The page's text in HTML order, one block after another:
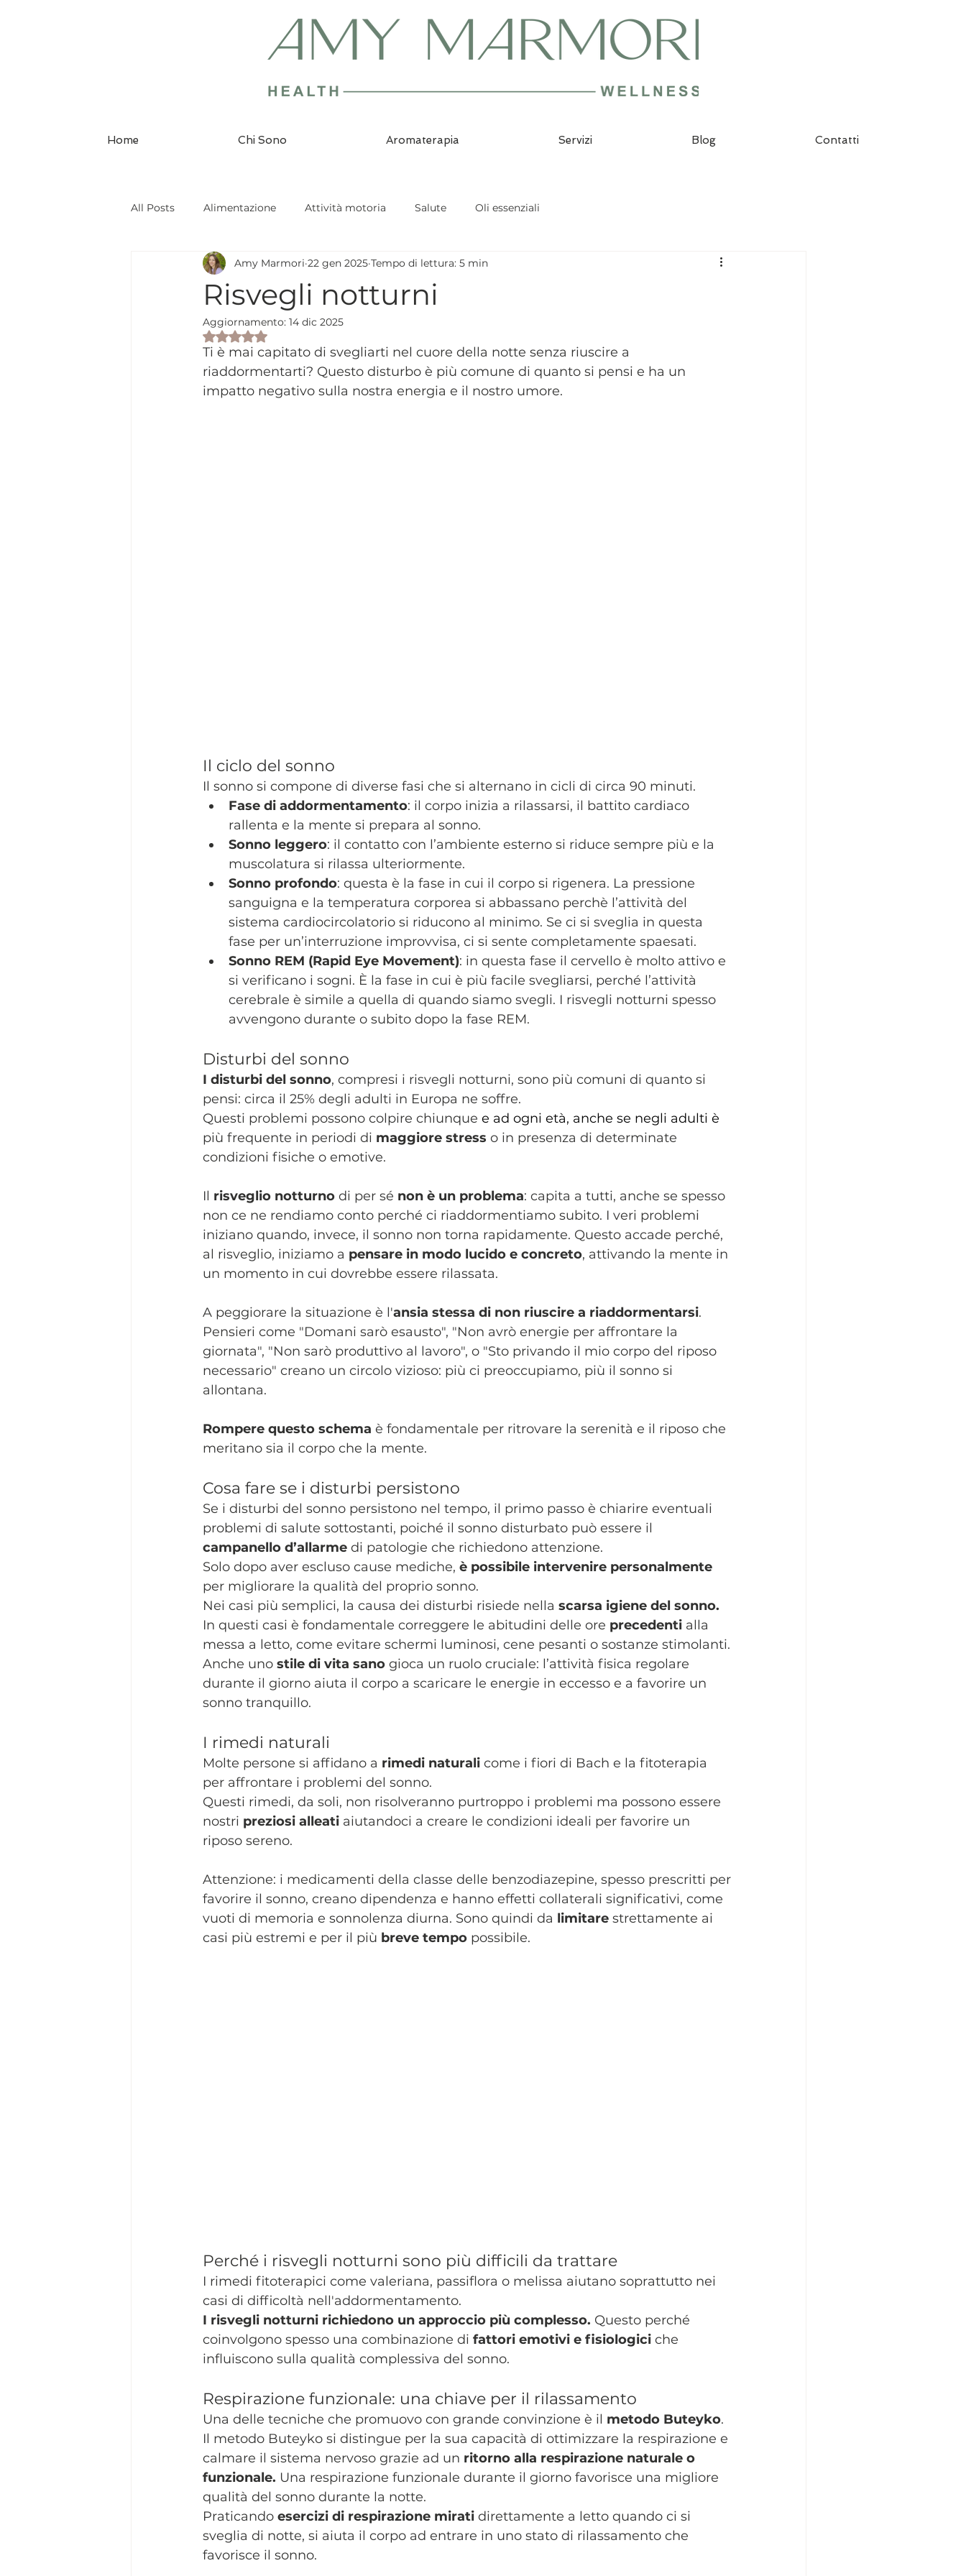
Home Chi Sono Aromaterapia Servizi Blog Contatti
All Posts Alimentazione Attività motoria Salute Oli essenziali
Risvegli notturni
Amy Marmori 22 gen 2025 Tempo di lettura: 5 min
Aggiornamento: 14 dic 2025
Valutazione NaN stelle su 5.
Ti è mai capitato di svegliarti nel cuore della notte senza riuscire a
riaddormentarti? Questo disturbo è più comune di quanto si pensi e ha un
impatto negativo sulla nostra energia e il nostro umore.
Il ciclo del sonno
Il sonno si compone di diverse fasi che si alternano in cicli di circa 90 minuti.
Fase di addormentamento: il corpo inizia a rilassarsi, il battito cardiaco
rallenta e la mente si prepara al sonno.
Sonno leggero: il contatto con l’ambiente esterno si riduce sempre più e la
muscolatura si rilassa ulteriormente.
Sonno profondo: questa è la fase in cui il corpo si rigenera. La pressione
sanguigna e la temperatura corporea si abbassano perchè l’attività del
sistema cardiocircolatorio si riducono al minimo. Se ci si sveglia in questa
fase per un’interruzione improvvisa, ci si sente completamente spaesati.
Sonno REM (Rapid Eye Movement): in questa fase il cervello è molto attivo e
si verificano i sogni. È la fase in cui è più facile svegliarsi, perché l’attività
cerebrale è simile a quella di quando siamo svegli. I risvegli notturni spesso
avvengono durante o subito dopo la fase REM.
Disturbi del sonno
I disturbi del sonno, compresi i risvegli notturni, sono più comuni di quanto si
pensi: circa il 25% degli adulti in Europa ne soffre.
Questi problemi possono colpire chiunque e ad ogni età, anche se negli adulti è
più frequente in periodi di maggiore stress o in presenza di determinate
condizioni fisiche o emotive.
Il risveglio notturno di per sé non è un problema: capita a tutti, anche se spesso
non ce ne rendiamo conto perché ci riaddormentiamo subito. I veri problemi
iniziano quando, invece, il sonno non torna rapidamente. Questo accade perché,
al risveglio, iniziamo a pensare in modo lucido e concreto, attivando la mente in
un momento in cui dovrebbe essere rilassata.
A peggiorare la situazione è l'ansia stessa di non riuscire a riaddormentarsi.
Pensieri come "Domani sarò esausto", "Non avrò energie per affrontare la
giornata", "Non sarò produttivo al lavoro", o "Sto privando il mio corpo del riposo
necessario" creano un circolo vizioso: più ci preoccupiamo, più il sonno si
allontana.
Rompere questo schema è fondamentale per ritrovare la serenità e il riposo che
meritano sia il corpo che la mente.
Cosa fare se i disturbi persistono
Se i disturbi del sonno persistono nel tempo, il primo passo è chiarire eventuali
problemi di salute sottostanti, poiché il sonno disturbato può essere il
campanello d’allarme di patologie che richiedono attenzione.
Solo dopo aver escluso cause mediche, è possibile intervenire personalmente
per migliorare la qualità del proprio sonno.
Nei casi più semplici, la causa dei disturbi risiede nella scarsa igiene del sonno.
In questi casi è fondamentale correggere le abitudini delle ore precedenti alla
messa a letto, come evitare schermi luminosi, cene pesanti o sostanze stimolanti.
Anche uno stile di vita sano gioca un ruolo cruciale: l’attività fisica regolare
durante il giorno aiuta il corpo a scaricare le energie in eccesso e a favorire un
sonno tranquillo.
I rimedi naturali
Molte persone si affidano a rimedi naturali come i fiori di Bach e la fitoterapia
per affrontare i problemi del sonno.
Questi rimedi, da soli, non risolveranno purtroppo i problemi ma possono essere
nostri preziosi alleati aiutandoci a creare le condizioni ideali per favorire un
riposo sereno.
Attenzione: i medicamenti della classe delle benzodiazepine, spesso prescritti per
favorire il sonno, creano dipendenza e hanno effetti collaterali significativi, come
vuoti di memoria e sonnolenza diurna. Sono quindi da limitare strettamente ai
casi più estremi e per il più breve tempo possibile.
Perché i risvegli notturni sono più difficili da trattare
I rimedi fitoterapici come valeriana, passiflora o melissa aiutano soprattutto nei
casi di difficoltà nell'addormentamento.
I risvegli notturni richiedono un approccio più complesso. Questo perché
coinvolgono spesso una combinazione di fattori emotivi e fisiologici che
influiscono sulla qualità complessiva del sonno.
Respirazione funzionale: una chiave per il rilassamento
Una delle tecniche che promuovo con grande convinzione è il metodo Buteyko.
Il metodo Buteyko si distingue per la sua capacità di ottimizzare la respirazione e
calmare il sistema nervoso grazie ad un ritorno alla respirazione naturale o
funzionale. Una respirazione funzionale durante il giorno favorisce una migliore
qualità del sonno durante la notte.
Praticando esercizi di respirazione mirati direttamente a letto quando ci si
sveglia di notte, si aiuta il corpo ad entrare in uno stato di rilassamento che
favorisce il sonno.